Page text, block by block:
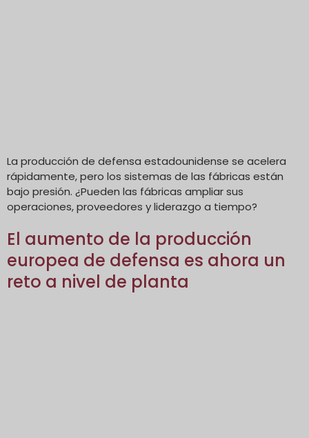
La producción de defensa estadounidense se acelera
rápidamente, pero los sistemas de las fábricas están
bajo presión. ¿Pueden las fábricas ampliar sus
operaciones, proveedores y liderazgo a tiempo?
El aumento de la producción
europea de defensa es ahora un
reto a nivel de planta